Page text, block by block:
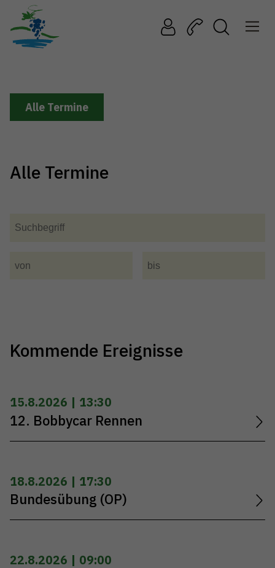
Alle Termine
Alle Termine
Kommende Ereignisse
15.8.2026 | 13:30
12. Bobbycar Rennen
18.8.2026 | 17:30
Bundesübung (OP)
22.8.2026 | 09:00